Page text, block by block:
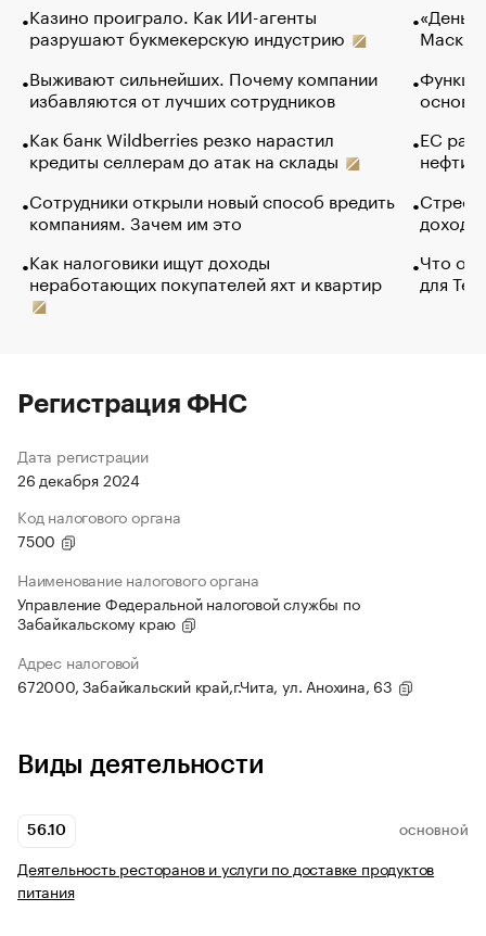
Казино проиграло. Как ИИ-агенты
разрушают букмекерскую индустрию
Выживают сильнейших. Почему компании
избавляются от лучших сотрудников
Как банк Wildberries резко нарастил
кредиты селлерам до атак на склады
Сотрудники открыли новый способ вредить
компаниям. Зачем им это
Как налоговики ищут доходы
неработающих покупателей яхт и квартир
Маск в
основ
ЕС
нефти
Что
для
Регистрация ФНС
Дата регистрации
26 декабря 2024
Код налогового органа
7500
Наименование налогового органа
Управление Федеральной налоговой службы по
Забайкальскому краю
Адрес налоговой
672000, Забайкальский край,г.Чита, ул. Анохина, 63
Виды деятельности
56.10 ОСНОВНОЙ
Деятельность ресторанов и услуги по доставке продуктов
питания